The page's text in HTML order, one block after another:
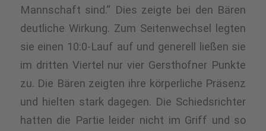
Mannschaft sind.“ Dies zeigte bei den Bären
deutliche Wirkung. Zum Seitenwechsel legten
sie einen 10:0-Lauf auf und generell ließen sie
im dritten Viertel nur vier Gersthofner Punkte
zu. Die Bären zeigten ihre körperliche Präsenz
und hielten stark dagegen. Die Schiedsrichter
hatten die Partie leider nicht im Griff und so